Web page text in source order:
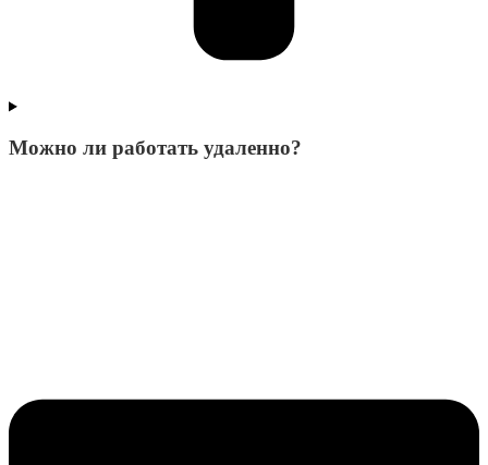
Можно ли работать удаленно?